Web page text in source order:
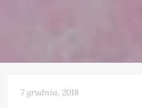
7 grudnia, 2018